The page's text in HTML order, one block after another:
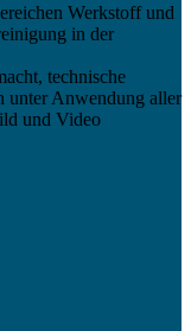
Werkstoff und
in der
technische
unter Anwendung aller
und Video